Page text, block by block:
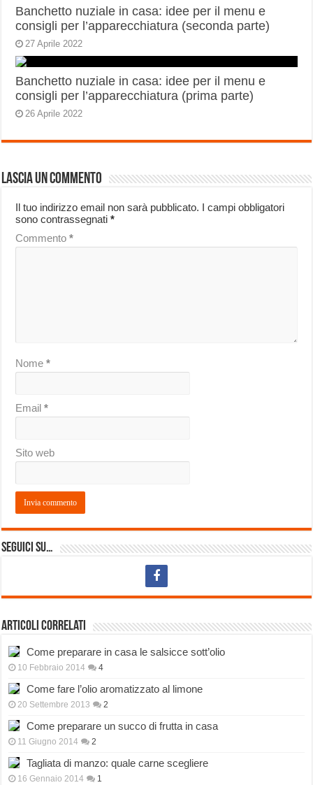
Banchetto nuziale in casa: idee per il menu e
consigli per l’apparecchiatura (seconda parte)
27 Aprile 2022
Banchetto nuziale in casa: idee per il menu e
consigli per l’apparecchiatura (prima parte)
26 Aprile 2022
Lascia un commento
Il tuo indirizzo email non sarà pubblicato. I campi obbligatori
sono contrassegnati*
Commento*
Nome*
Email*
Sito web
Seguici su…
Articoli correlati
Come preparare in casa le salsicce sott’olio
10 Febbraio 2014 4
Come fare l’olio aromatizzato al limone
20 Settembre 2013 2
Come preparare un succo di frutta in casa
11 Giugno 2014 2
Tagliata di manzo: quale carne scegliere
16 Gennaio 2014 1